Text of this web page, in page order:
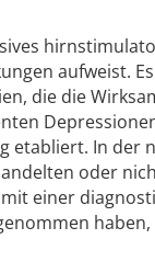
aufweist.
die die
In der
oder
einer